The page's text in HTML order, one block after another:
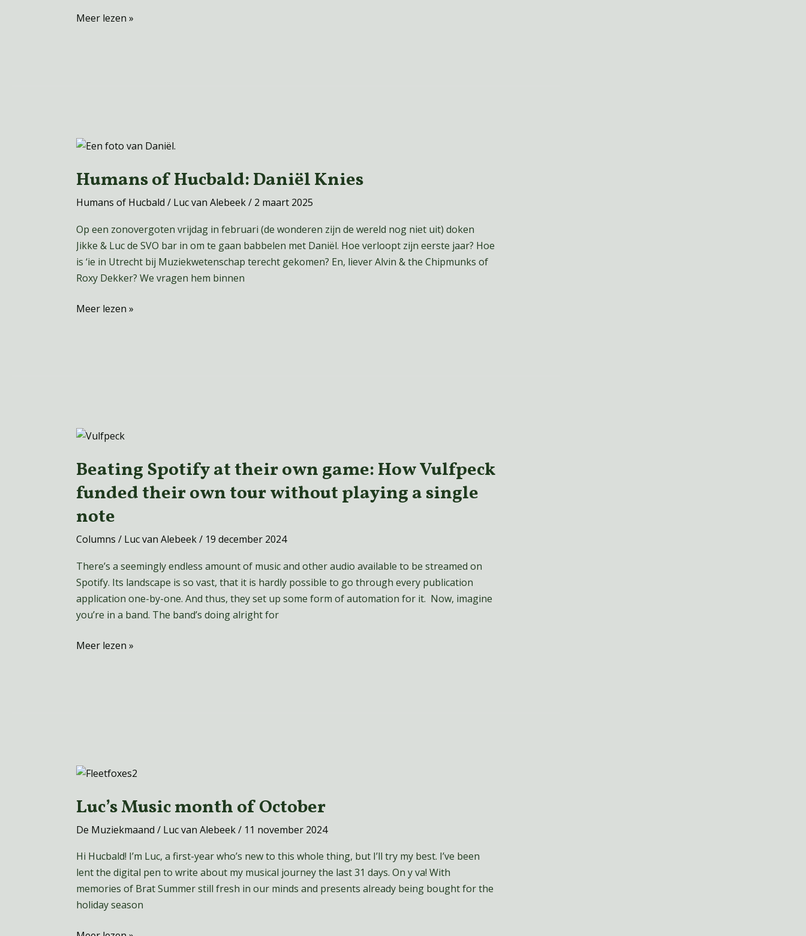
Meer lezen »
Humans of Hucbald: Daniël Knies
Humans of Hucbald / Luc van Alebeek/ 2 maart 2025
Op een zonovergoten vrijdag in februari (de wonderen zijn de wereld nog niet uit) doken
Jikke & Luc de SVO bar in om te gaan babbelen met Daniël. Hoe verloopt zijn eerste jaar? Hoe
is ‘ie in Utrecht bij Muziekwetenschap terecht gekomen? En, liever Alvin & the Chipmunks of
Roxy Dekker? We vragen hem binnen
Humans
Hucbald:
Knies
Meer lezen »
Beating Spotify at their own game: How Vulfpeck
funded their own tour without playing a single
note
Columns / Luc van Alebeek/ 19 december 2024
There’s a seemingly endless amount of music and other audio available to be streamed on
Spotify. Its landscape is so vast, that it is hardly possible to go through every publication
application one-by-one. And thus, they set up some form of automation for it. Now, imagine
you’re in a band. The band’s doing alright for
Beating
at
their
own
game:
funded
their
own
tour
playing
Meer lezen »
Luc’s Music month of October
De Muziekmaand / Luc van Alebeek/ 11 november 2024
Hi Hucbald! I’m Luc, a first-year who’s new to this whole thing, but I’ll try my best. I’ve been
lent the digital pen to write about my musical journey the last 31 days. On y va! With
memories of Brat Summer still fresh in our minds and presents already being bought for the
holiday season
Luc’s
month
October